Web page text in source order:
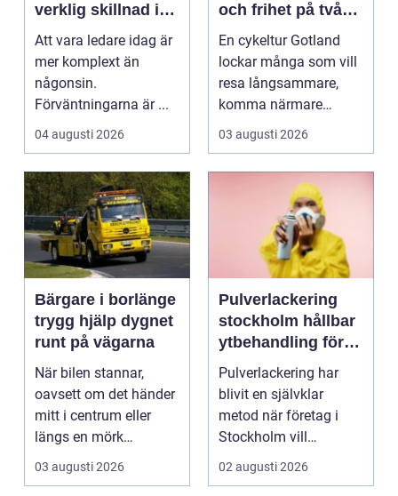
verklig skillnad i
vardagen
Att vara ledare idag är
mer komplext än
någonsin.
Förväntningarna är ...
04 augusti 2026
och frihet på två
hjul
En cykeltur Gotland
lockar många som vill
resa långsammare,
komma närmare
naturen och känna
havsbris...
03 augusti 2026
Bärgare i borlänge
trygg hjälp dygnet
runt på vägarna
När bilen stannar,
oavsett om det händer
mitt i centrum eller
längs en mörk
landsväg, handlar allt
03 augusti 2026
Pulverlackering
stockholm hållbar
ytbehandling för
industri och
design
Pulverlackering har
blivit en självklar
metod när företag i
Stockholm vill
kombinera slitstyrka,
02 augusti 2026